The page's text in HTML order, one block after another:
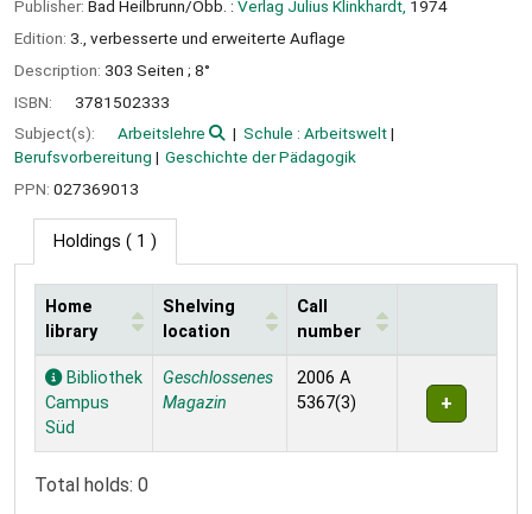
Publisher: Bad Heilbrunn/Obb. : Verlag Julius Klinkhardt, 1974
Edition: 3., verbesserte und erweiterte Auflage
Description: 303 Seiten ; 8°
ISBN:
3781502333
Subject(s):
Arbeitslehre
Schule : Arbeitswelt
Berufsvorbereitung
Geschichte der Pädagogik
PPN: 027369013
Holdings ( 1 )
Holdings
Home
library
Shelving
location
Call
number
Bibliothek
Campus
Süd
Geschlossenes
Magazin
2006 A
5367(3)
Total holds: 0